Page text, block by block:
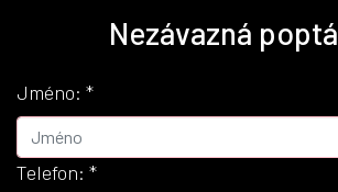
Nezávazná
Jméno: *
Telefon: *